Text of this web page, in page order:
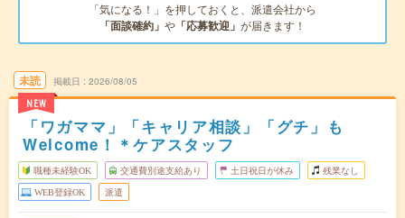
「気になる！」を押しておくと、派遣会社から
「面談確約」 や 「応募歓迎」 が届きます！
未読
NEW
掲載日 2026/08/05
「ワガママ」「キャリア相談」「グチ」も
Welcome！＊ケアスタッフ
職種未経験OK 交通費別途支給あり 土日祝日が休み 残業なし
WEB登録OK 派遣